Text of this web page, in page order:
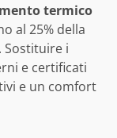
termico
al 25% della
Sostituire i
e certificati
e un comfort